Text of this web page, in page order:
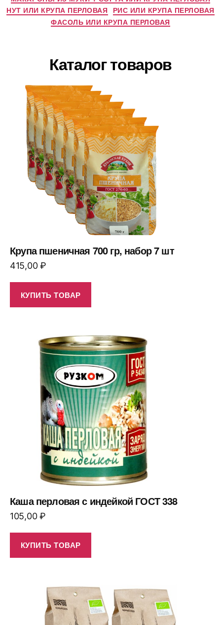
НУТ ИЛИ КРУПА ПЕРЛОВАЯ РИС ИЛИ КРУПА ПЕРЛОВАЯ
ФАСОЛЬ ИЛИ КРУПА ПЕРЛОВАЯ
Каталог товаров
Крупа пшеничная 700 гр, набор 7 шт
415,00₽
КУПИТЬ ТОВАР
Каша перловая с индейкой ГОСТ 338
105,00₽
КУПИТЬ ТОВАР